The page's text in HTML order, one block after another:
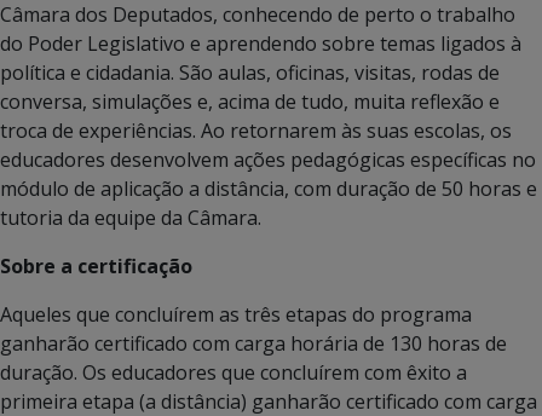
Câmara dos Deputados, conhecendo de perto o trabalho
do Poder Legislativo e aprendendo sobre temas ligados à
política e cidadania. São aulas, oficinas, visitas, rodas de
conversa, simulações e, acima de tudo, muita reflexão e
troca de experiências. Ao retornarem às suas escolas, os
educadores desenvolvem ações pedagógicas específicas no
módulo de aplicação a distância, com duração de 50 horas e
tutoria da equipe da Câmara.
Sobre a certificação
Aqueles que concluírem as três etapas do programa
ganharão certificado com carga horária de 130 horas de
duração. Os educadores que concluírem com êxito a
primeira etapa (a distância) ganharão certificado com carga